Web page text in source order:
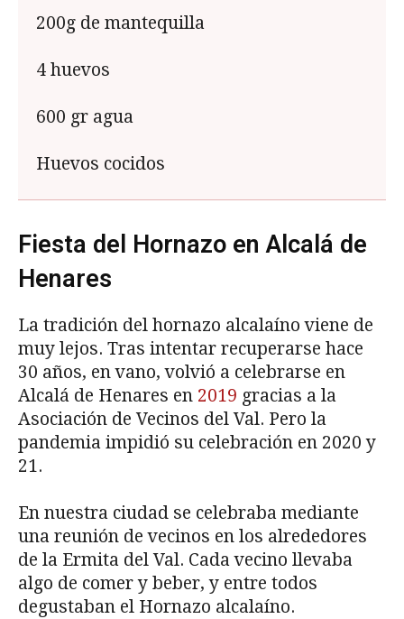
200g de mantequilla
4 huevos
600 gr agua
Huevos cocidos
Fiesta del Hornazo en Alcalá de
Henares
La tradición del hornazo alcalaíno viene de
muy lejos. Tras intentar recuperarse hace
30 años, en vano, volvió a celebrarse en
Alcalá de Henares en 2019 gracias a la
Asociación de Vecinos del Val. Pero la
pandemia impidió su celebración en 2020 y
21.
En nuestra ciudad se celebraba mediante
una reunión de vecinos en los alrededores
de la Ermita del Val. Cada vecino llevaba
algo de comer y beber, y entre todos
degustaban el Hornazo alcalaíno.